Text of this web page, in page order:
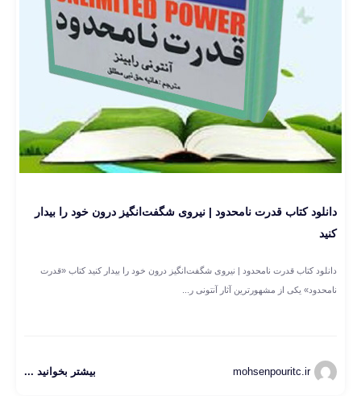
دانلود کتاب قدرت نامحدود | نیروی شگفت‌انگیز درون خود را بیدار
کنید
دانلود کتاب قدرت نامحدود | نیروی شگفت‌انگیز درون خود را بیدار کنید کتاب «قدرت
نامحدود» یکی از مشهورترین آثار آنتونی ر...
mohsenpouritc.ir بیشتر بخوانید ...